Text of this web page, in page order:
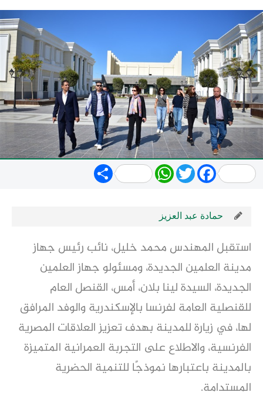
Share WhatsApp
TwitterFacebook
حمادة عبد العزيز
استقبل المهندس محمد خليل، نائب رئيس جهاز
مدينة العلمين الجديدة، ومسئولو جهاز العلمين
الجديدة، السيدة لينا بلان، أمس، القنصل العام
للقنصلية العامة لفرنسا بالإسكندرية والوفد المرافق
لها، في زيارة للمدينة بهدف تعزيز العلاقات المصرية
الفرنسية، والاطلاع على التجربة العمرانية المتميزة
بالمدينة باعتبارها نموذجًا للتنمية الحضرية
المستدامة.